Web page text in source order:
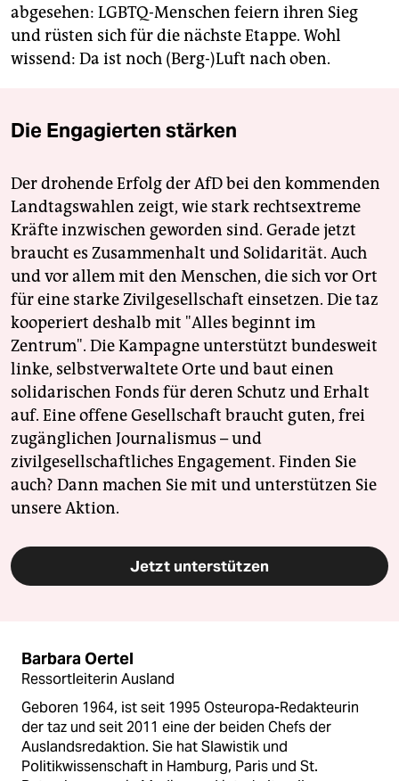
abgesehen: LGBTQ-Menschen feiern ihren Sieg
und rüsten sich für die nächste Etappe. Wohl
wissend: Da ist noch (Berg-)Luft nach oben.
Die Engagierten stärken
Der drohende Erfolg der AfD bei den kommenden
Landtagswahlen zeigt, wie stark rechtsextreme
Kräfte inzwischen geworden sind. Gerade jetzt
braucht es Zusammenhalt und Solidarität. Auch
und vor allem mit den Menschen, die sich vor Ort
für eine starke Zivilgesellschaft einsetzen. Die taz
kooperiert deshalb mit "Alles beginnt im
Zentrum". Die Kampagne unterstützt bundesweit
linke, selbstverwaltete Orte und baut einen
solidarischen Fonds für deren Schutz und Erhalt
auf. Eine offene Gesellschaft braucht guten, frei
zugänglichen Journalismus – und
zivilgesellschaftliches Engagement. Finden Sie
auch? Dann machen Sie mit und unterstützen Sie
unsere Aktion.
Jetzt unterstützen
Barbara Oertel
Ressortleiterin Ausland
Geboren 1964, ist seit 1995 Osteuropa-Redakteurin
der taz und seit 2011 eine der beiden Chefs der
Auslandsredaktion. Sie hat Slawistik und
Politikwissenschaft in Hamburg, Paris und St.